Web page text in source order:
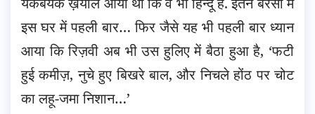
इस घर में पहली बार… फिर जैसे यह भी पहली बार ध्यान
आया कि रिज़वी अब भी उस हुलिए में बैठा हुआ है, ‘फटी
हुई कमीज़, नुचे हुए बिखरे बाल, और निचले होंठ पर चोट
का लहू-जमा निशान…’